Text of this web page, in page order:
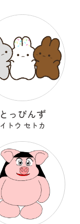
とっぴんず
イトウ セトカ